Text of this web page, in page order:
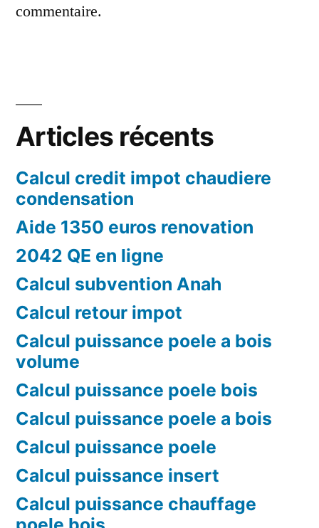
commentaire.
Articles récents
Calcul credit impot chaudiere
condensation
Aide 1350 euros renovation
2042 QE en ligne
Calcul subvention Anah
Calcul retour impot
Calcul puissance poele a bois
volume
Calcul puissance poele bois
Calcul puissance poele a bois
Calcul puissance poele
Calcul puissance insert
Calcul puissance chauffage